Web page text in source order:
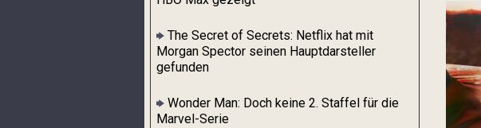
The Secret of Secrets: Netflix hat mit
Morgan Spector seinen Hauptdarsteller
gefunden
Wonder Man: Doch keine 2. Staffel für die
Marvel-Serie